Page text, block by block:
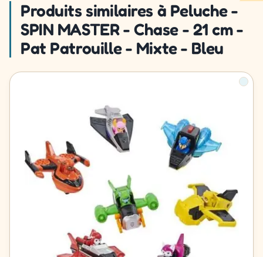
Produits similaires à Peluche -
SPIN MASTER - Chase - 21 cm -
Pat Patrouille - Mixte - Bleu